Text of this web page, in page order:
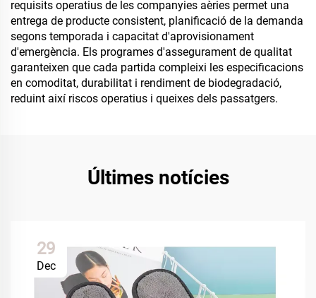
requisits operatius de les companyies aèries permet una
entrega de producte consistent, planificació de la demanda
segons temporada i capacitat d'aprovisionament
d'emergència. Els programes d'assegurament de qualitat
garanteixen que cada partida compleixi les especificacions
en comoditat, durabilitat i rendiment de biodegradació,
reduint així riscos operatius i queixes dels passatgers.
Últimes notícies
29
Dec